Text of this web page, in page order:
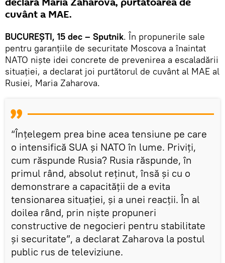
cuvânt a MAE.
BUCUREȘTI, 15 dec – Sputnik. În propunerile sale
pentru garanțiile de securitate Moscova a înaintat
NATO niște idei concrete de prevenirea a escaladării
situației, a declarat joi purtătorul de cuvânt al MAE al
Rusiei, Maria Zaharova.
“Înțelegem prea bine acea tensiune pe care
o intensifică SUA și NATO în lume. Priviți,
cum răspunde Rusia? Rusia răspunde, în
primul rând, absolut reținut, însă și cu o
demonstrare a capacității de a evita
tensionarea situației, și a unei reacții. În al
doilea rând, prin niște propuneri
constructive de negocieri pentru stabilitate
și securitate”, a declarat Zaharova la postul
public rus de televiziune.